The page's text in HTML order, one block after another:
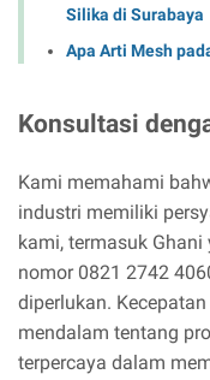
Silika di Surabaya
Apa Arti Mesh
Konsultasi
Kami memahami
industri memiliki
kami, termasuk
nomor 0821 2742
diperlukan.
mendalam tentang
terpercaya dalam